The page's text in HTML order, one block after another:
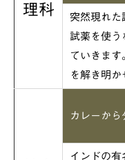
理科
突然現れた
試薬を使う
ていきま
を解き明か
カレーから
インドの